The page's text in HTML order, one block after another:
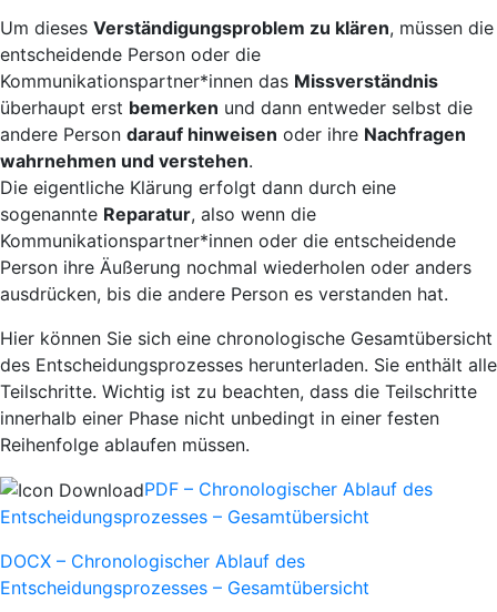
Um dieses Verständigungsproblem zu klären, müssen die
entscheidende Person oder die
Kommunikationspartner*innen das Missverständnis
überhaupt erst bemerken und dann entweder selbst die
andere Person darauf hinweisen oder ihre Nachfragen
wahrnehmen und verstehen.
Die eigentliche Klärung erfolgt dann durch eine
sogenannte Reparatur, also wenn die
Kommunikationspartner*innen oder die entscheidende
Person ihre Äußerung nochmal wiederholen oder anders
ausdrücken, bis die andere Person es verstanden hat.
Hier können Sie sich eine chronologische Gesamtübersicht
des Entscheidungsprozesses herunterladen. Sie enthält alle
Teilschritte. Wichtig ist zu beachten, dass die Teilschritte
innerhalb einer Phase nicht unbedingt in einer festen
Reihenfolge ablaufen müssen.
PDF – Chronologischer Ablauf des
Entscheidungsprozesses – Gesamtübersicht
DOCX – Chronologischer Ablauf des
Entscheidungsprozesses – Gesamtübersicht